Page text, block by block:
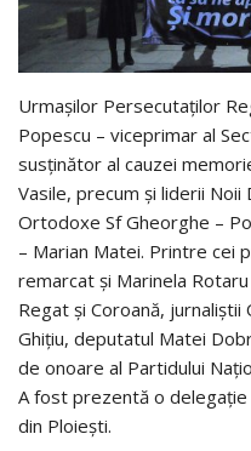
Urmașilor Persecutaților
Popescu – viceprimar al
susținător al cauzei
Vasile, precum și liderii
Ortodoxe Sf Gheorghe –
– Marian Matei. Printre cei
remarcat și Marinela
Regat și Coroană, jurnaliștii
Ghițiu, deputatul Matei
de onoare al Partidului
A fost prezentă o
din Ploiești.